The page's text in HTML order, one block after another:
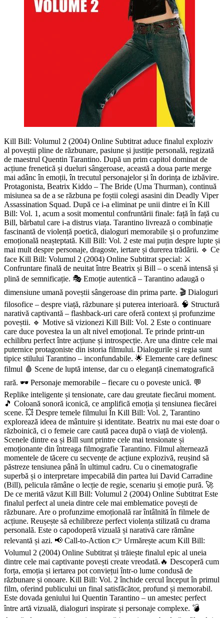
Kill Bill: Volumul 2 (2004) Online Subtitrat aduce finalul exploziv
al poveștii pline de răzbunare, pasiune și justiție personală, regizată
de maestrul Quentin Tarantino. După un prim capitol dominat de
acțiune frenetică și dueluri sângeroase, această a doua parte merge
mai adânc în emoții, în trecutul personajelor și în dorința de izbăvire.
Protagonista, Beatrix Kiddo – The Bride (Uma Thurman), continuă
misiunea sa de a se răzbuna pe foștii colegi asasini din Deadly Viper
Assassination Squad. După ce i-a eliminat pe unii dintre ei în Kill
Bill: Vol. 1, acum a sosit momentul confruntării finale: față în față cu
Bill, bărbatul care i-a distrus viața. Tarantino livrează o combinație
fascinantă de violență poetică, dialoguri memorabile și o profunzime
emoțională neașteptată. Kill Bill: Vol. 2 este mai puțin despre lupte și
mai mult despre personaje, dragoste, iertare și durerea trădării. 🔹 Ce
face Kill Bill: Volumul 2 (2004) Online Subtitrat special: ⚔️
Confruntare finală de neuitat între Beatrix și Bill – o scenă intensă și
plină de semnificație. 🎭 Emoție autentică – Tarantino adaugă o
dimensiune umană poveștii sângeroase din prima parte. 🎬 Dialoguri
filosofice – despre viață, răzbunare și puterea interioară. 🧠 Structură
narativă captivantă – flashback-uri care oferă context și profunzime
poveștii. 🔹 Motive să vizionezi Kill Bill: Vol. 2 Este o continuare
care duce povestea la un alt nivel emoțional. Te prinde printr-un
echilibru perfect între acțiune și introspecție. Are una dintre cele mai
puternice protagoniste din istoria filmului. Dialogurile și regia sunt
tipice stilului Tarantino – inconfundabile. 🌟 Elemente care definesc
filmul 🩸 Scene de luptă intense, dar cu o eleganță cinematografică
rară. 🕶️ Personaje memorabile – fiecare cu o poveste unică. 💬
Replike inteligente și tensionate, care dau greutate fiecărui moment.
🎵 Coloană sonoră iconică, ce amplifică emoția și tensiunea fiecărei
scene. 💥 Despre temele filmului În Kill Bill: Vol. 2, Tarantino
explorează ideea de mântuire și identitate. Beatrix nu mai este doar o
războinică, ci o femeie care caută pacea după o viață de violență.
Scenele dintre ea și Bill sunt printre cele mai tensionate și
emoționante din întreaga filmografie Tarantino. Filmul alternează
momentele de tăcere cu secvențe de acțiune explozivă, reușind să
păstreze tensiunea până în ultimul cadru. Cu o cinematografie
superbă și o interpretare impecabilă din partea lui David Carradine
(Bill), pelicula rămâne o lecție de regie, scenariu și emoție pură. 🚀
De ce merită văzut Kill Bill: Volumul 2 (2004) Online Subtitrat Este
finalul perfect al uneia dintre cele mai emblematice povești de
răzbunare. Are o profunzime emoțională rar întâlnită în filmele de
acțiune. Reușește să echilibreze perfect violența stilizată cu drama
personală. Este o capodoperă vizuală și narativă care rămâne
relevantă și azi. 📢 Call-to-Action 👉 Urmărește acum Kill Bill:
Volumul 2 (2004) Online Subtitrat și trăiește finalul epic al uneia
dintre cele mai captivante povești create vreodată.🔥 Descoperă cum
forța, emoția și iertarea pot conviețui într-o lume condusă de
răzbunare și onoare. Kill Bill: Vol. 2 închide cercul început în primul
film, oferind publicului un final satisfăcător, profund și memorabil.
Este dovada geniului lui Quentin Tarantino – un amestec perfect
între artă vizuală, dialoguri inspirate și personaje complexe. 💣